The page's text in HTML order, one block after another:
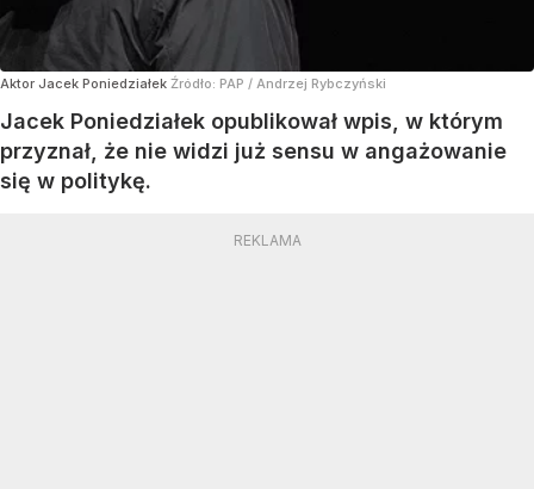
Aktor Jacek Poniedziałek Źródło: PAP / Andrzej Rybczyński
Jacek Poniedziałek opublikował wpis, w którym
przyznał, że nie widzi już sensu w angażowanie
się w politykę.